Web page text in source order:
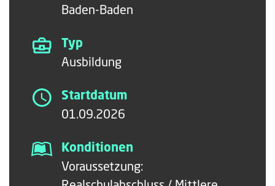
Baden-Baden
Typ
Ausbildung
Startdatum
01.09.2026
Konditionen
Voraussetzung: